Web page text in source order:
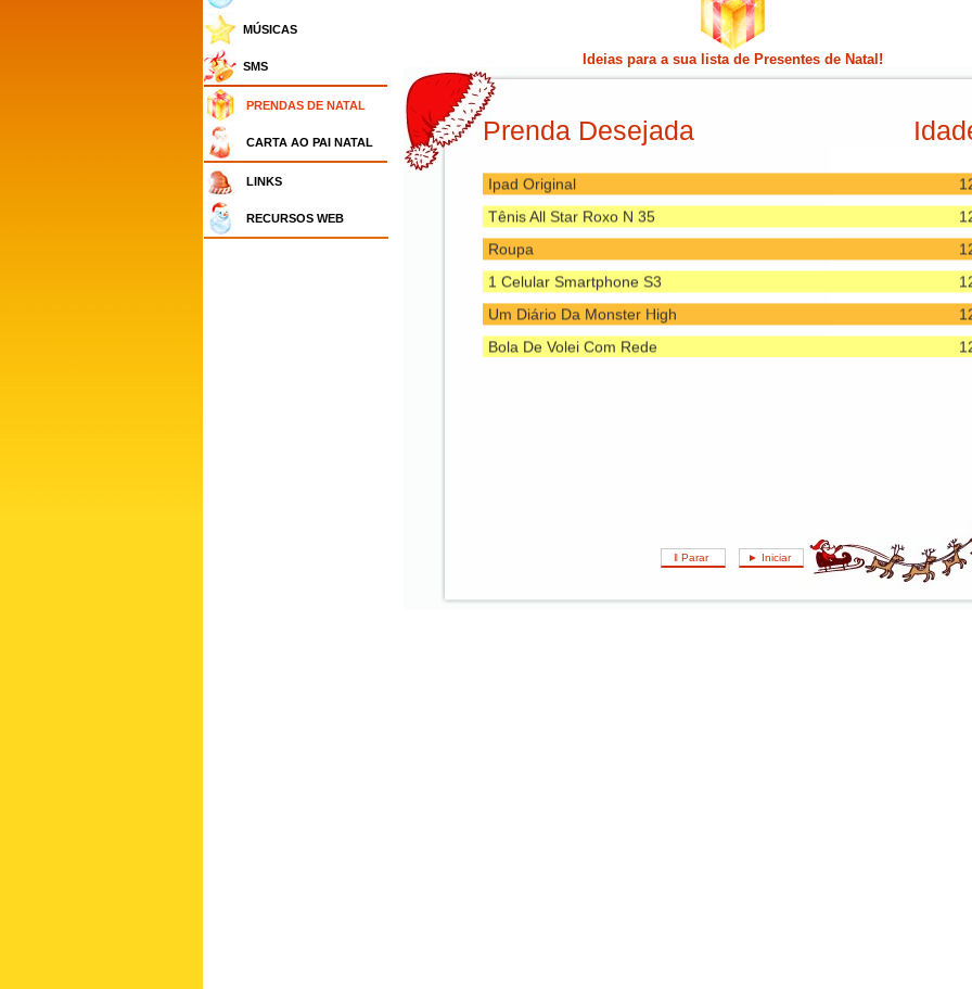
MÚSICAS
SMS
PRENDAS DE NATAL
CARTA AO PAI NATAL
LINKS
RECURSOS WEB
Ideias para a sua lista de Presentes de Natal!
Prenda Desejada
Tablet
Camera Digital
Ipad Original
Tênis All Star Roxo N 35
Roupa
1 Celular Smartphone S3
Um Diário Da Monster High
Bola De Volei Com Rede